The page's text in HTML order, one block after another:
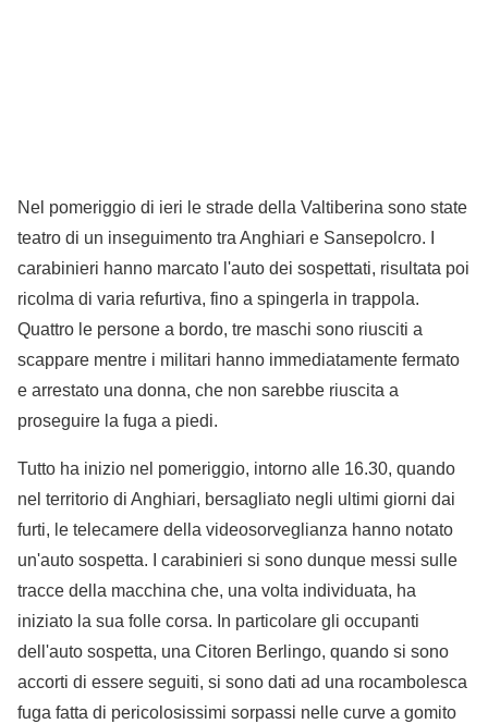
Nel pomeriggio di ieri le strade della Valtiberina sono state
teatro di un inseguimento tra Anghiari e Sansepolcro. I
carabinieri hanno marcato l'auto dei sospettati, risultata poi
ricolma di varia refurtiva, fino a spingerla in trappola.
Quattro le persone a bordo, tre maschi sono riusciti a
scappare mentre i militari hanno immediatamente fermato
e arrestato una donna, che non sarebbe riuscita a
proseguire la fuga a piedi.
Tutto ha inizio nel pomeriggio, intorno alle 16.30, quando
nel territorio di Anghiari, bersagliato negli ultimi giorni dai
furti, le telecamere della videosorveglianza hanno notato
un'auto sospetta. I carabinieri si sono dunque messi sulle
tracce della macchina che, una volta individuata, ha
iniziato la sua folle corsa. In particolare gli occupanti
dell'auto sospetta, una Citoren Berlingo, quando si sono
accorti di essere seguiti, si sono dati ad una rocambolesca
fuga fatta di pericolosissimi sorpassi nelle curve a gomito